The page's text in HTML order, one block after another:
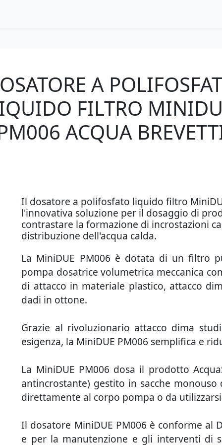
A
FILTRO
ACQUA
Il dosatore a polifosfato liquido filtro
l'innovativa soluzione per il dosaggio di
contrastare la formazione di incrostazioni
distribuzione dell'acqua calda.
La MiniDUE PM006 è dotata di un filtro
pompa dosatrice volumetrica meccanica
di attacco in materiale plastico, attacco
dadi in ottone.
Grazie al rivoluzionario attacco dima
esigenza, la MiniDUE PM006 semplifica e
La MiniDUE PM006 dosa il prodotto
antincrostante) gestito in sacche
direttamente al corpo pompa o da
Il dosatore MiniDUE PM006 è conforme al
e per la manutenzione e gli interventi di